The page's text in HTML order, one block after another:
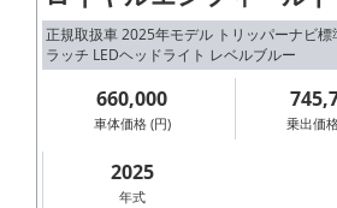
正規取扱車 2025年モデル トリッパーナビ標
ラッチ LEDヘッドライト レベルブルー
660,000
車体価格 (円) 乗出価
2025
年式